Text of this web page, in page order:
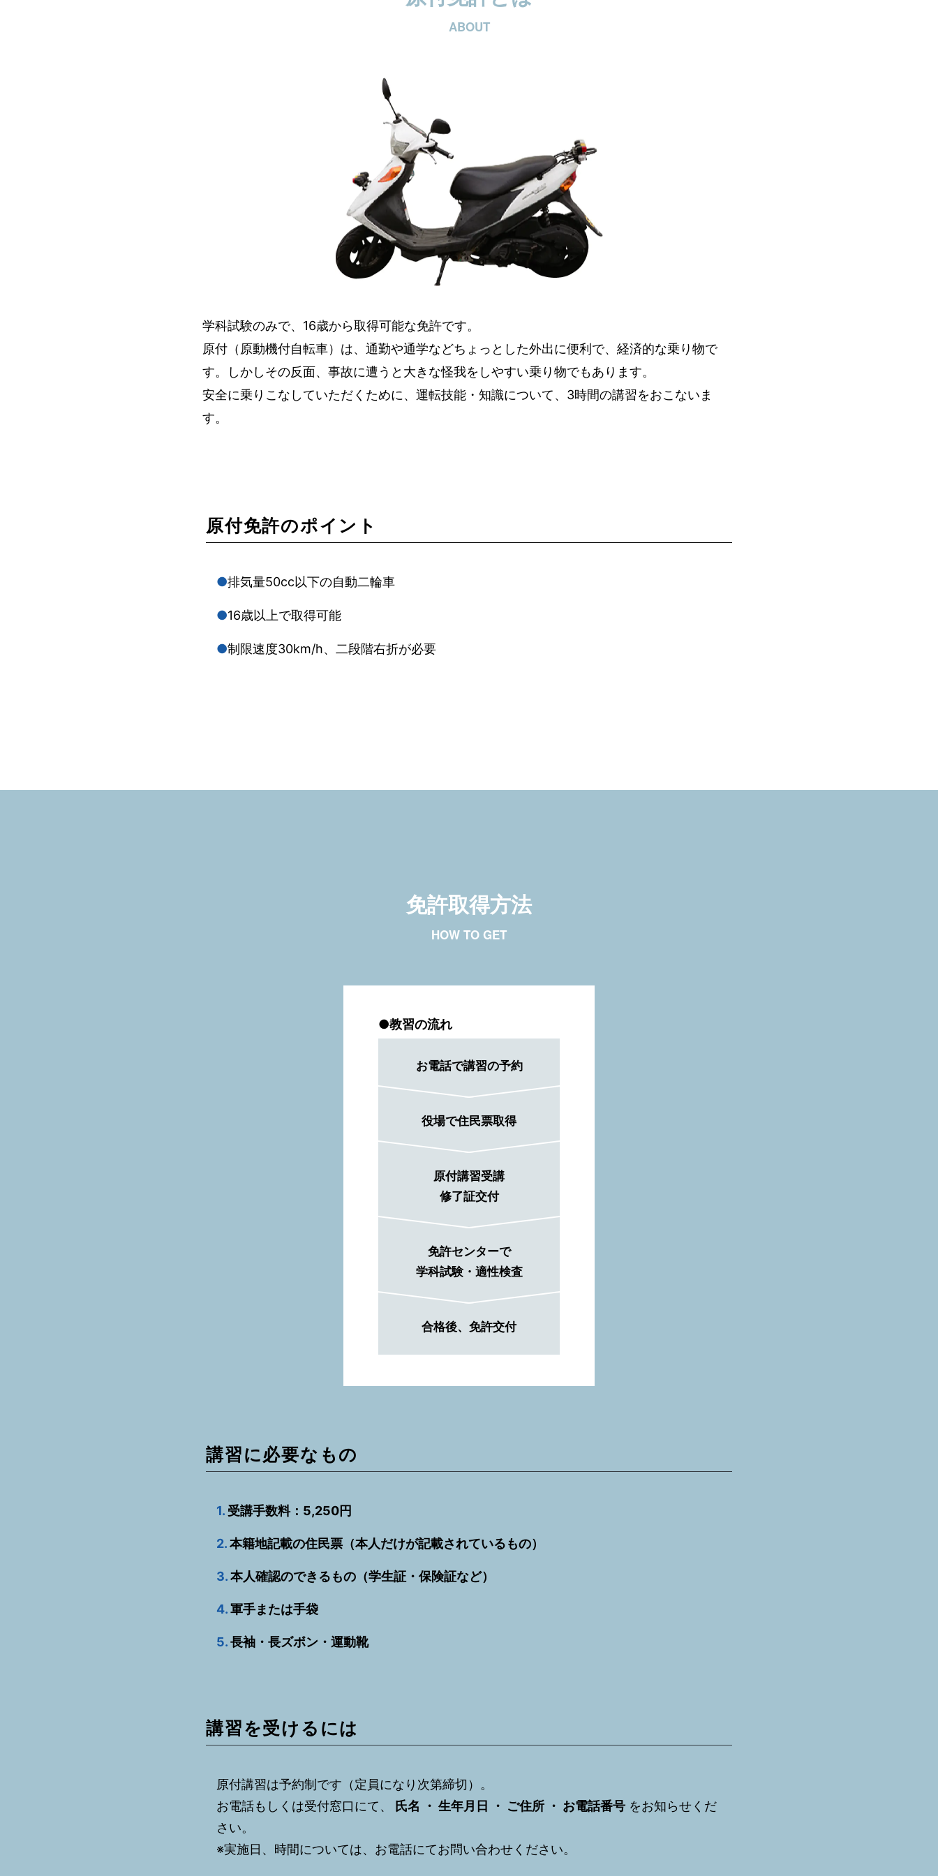
ABOUT
学科試験のみで、16歳から取得可能な免許です。
原付（原動機付自転車）は、通勤や通学などちょっとした外出に便利で、経済的な乗り物で
す。しかしその反面、事故に遭うと大きな怪我をしやすい乗り物でもあります。
安全に乗りこなしていただくために、運転技能・知識について、3時間の講習をおこないま
す。
原付免許のポイント
排気量50cc以下の自動二輪車
16歳以上で取得可能
制限速度30km/h、二段階右折が必要
免許取得方法
HOW TO GET
●教習の流れ
お電話で講習の予約
役場で住民票取得
原付講習受講
修了証交付
免許センターで
学科試験・適性検査
合格後、免許交付
講習に必要なもの
1. 受講手数料：5,250円
2.本籍地記載の住民票（本人だけが記載されているもの）
3.本人確認のできるもの（学生証・保険証など）
4.軍手または手袋
5.長袖・長ズボン・運動靴
講習を受けるには
原付講習は予約制です（定員になり次第締切）。
お電話もしくは受付窓口にて、
氏名 ・ 生年月日 ・ ご住所 ・ お電話番号 をお知らせくだ
さい。
※実施日、時間については、お電話にてお問い合わせください。